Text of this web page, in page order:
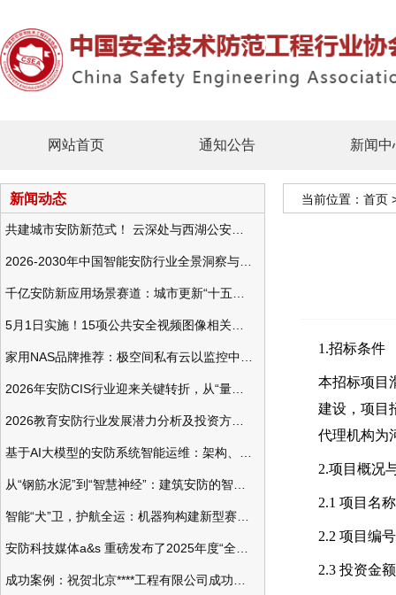
网站首页 通知公告 新闻中
新闻动态 当前位置： 首页
1.招标条件
本招标项目
建设，项目
代理机构为
2.项目概况
2.1 项目名
2.2 项目编
2.3 投资金